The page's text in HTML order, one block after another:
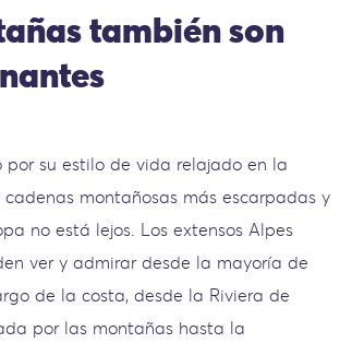
también son
por su estilo de vida relajado en la
montañosas más escarpadas y
no está lejos. Los extensos Alpes
ver y admirar desde la mayoría de
de la costa, desde la Riviera de
por las montañas hasta la